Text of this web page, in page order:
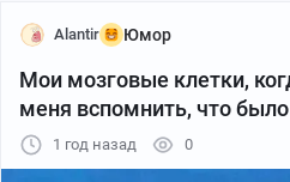
Alantir Юмор
Мои мозговые клетки,
меня вспомнить, что
1 год назад 0